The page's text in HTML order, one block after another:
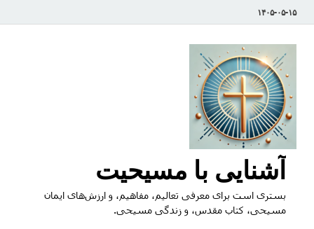
۱۴۰۵-۰۵-۱۵
آشنایی با مسیحیت
بستری است برای معرفی تعالیم، مفاهیم، و ارزش‌های ایمان
مسیحی، کتاب مقدس، و زندگی مسیحی.